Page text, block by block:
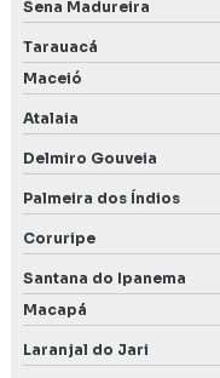
Sena Madureira
Tarauacá
Maceió
Atalaia
Delmiro Gouveia
Palmeira dos Índios
Coruripe
Santana do Ipanema
Macapá
Laranjal do Jari